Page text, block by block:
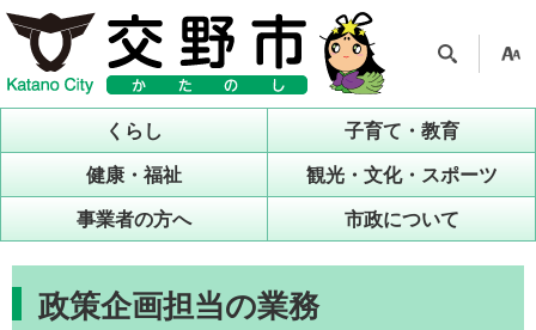
ル
くらし
子育て・教育
健康・福祉
観光・文化・スポーツ
事業者の方へ
市政について
政策企画担当の業務